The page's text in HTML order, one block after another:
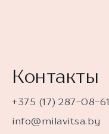
Контакты
+375 (17) 287-08-61
info@milavitsa.by